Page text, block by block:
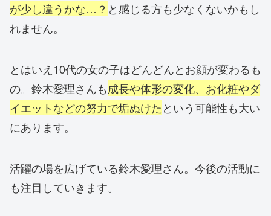
が少し違うかな…？ と感じる方も少なくないかもし
れません。
とはいえ10代の女の子はどんどんとお顔が変わるも
の。鈴木愛理さんも成長や体形の変化、お化粧やダ
イエットなどの努力で垢ぬけたという可能性も大い
にあります。
活躍の場を広げている鈴木愛理さん。今後の活動に
も注目していきます。